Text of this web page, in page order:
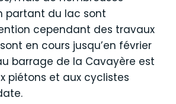
partant du lac sont
cependant des travaux
en cours jusqu’en février
barrage de la Cavayère est
piétons et aux cyclistes